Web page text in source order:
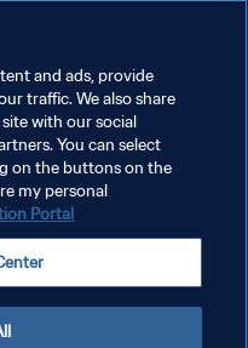
and ads, provide
traffic. We also share
with our social
You can select
on the buttons on the
my personal
Portal